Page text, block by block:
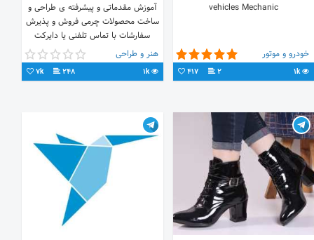
vehicles Mechanic
خودرو و موتور
1k
2
417
آموزش مقدماتی و پیشرفته ی طراحی و
ساخت محصولات چرمی فروش و پذیرش
سفارشات با تماس تلفنی یا دایرکت
09125246357 09100023150 ادرس
کانال ما در تلگرام :
هنر و طراحی
1k
248
7k